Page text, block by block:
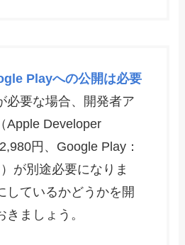
Playへの公開は必要
必要な場合、開発者ア
Apple Developer
円、Google Play：
が別途必要になりま
しているかどうかを開
ましょう。